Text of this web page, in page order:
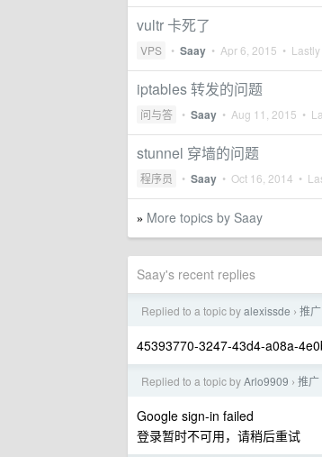
vultr 卡死了
VPS • Saay • Apr 6, 2015 •
iptables 转发的问题
问与答 • Saay • Aug 11, 2015 •
stunnel 穿墙的问题
程序员 • Saay • Oct 16, 2014 •
» More topics by Saay
Saay's recent replies
Replied to a topic byalexissde › 推广
45393770-3247-43d4-a08a-
Replied to a topic byArlo9909 › 推广
Google sign-in failed
登录暂时不可用，请稍后重试